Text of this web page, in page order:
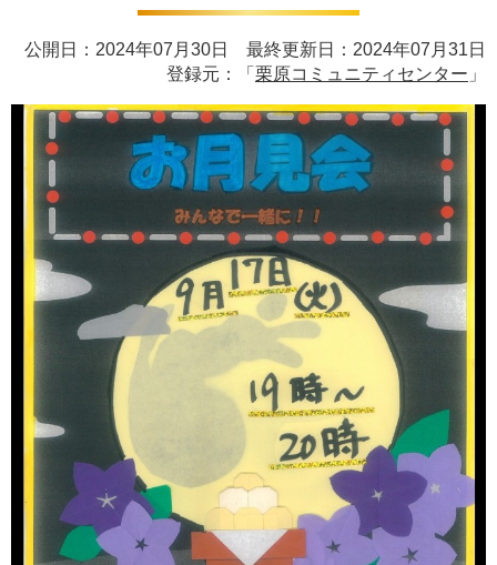
公開日：2024年07月30日 最終更新日：2024年07月31日
登録元：「 栗原コミュニティセンター 」